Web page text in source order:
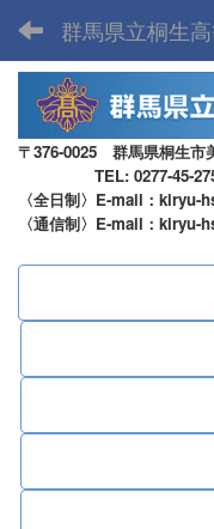
群馬県立桐生
〒376-0025 群馬県桐生市
TEL: 0277-45-2756
〈全日制〉E-mail：
〈通信制〉E-mail：